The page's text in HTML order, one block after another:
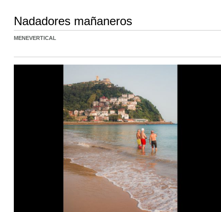
Nadadores mañaneros
MENEVERTICAL